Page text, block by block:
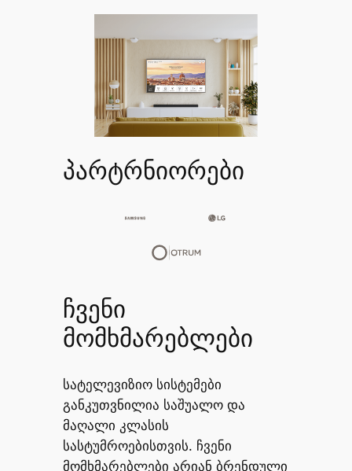
პარტრნიორები
ჩვენი
მომხმარებლები
სატელევიზიო სისტემები
განკუთვნილია საშუალო და
მაღალი კლასის
სასტუმროებისთვის. ჩვენი
მომხმარებლები არიან ბრენდული